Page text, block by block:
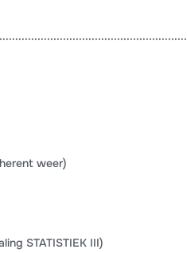
weer)
STATISTIEK III)